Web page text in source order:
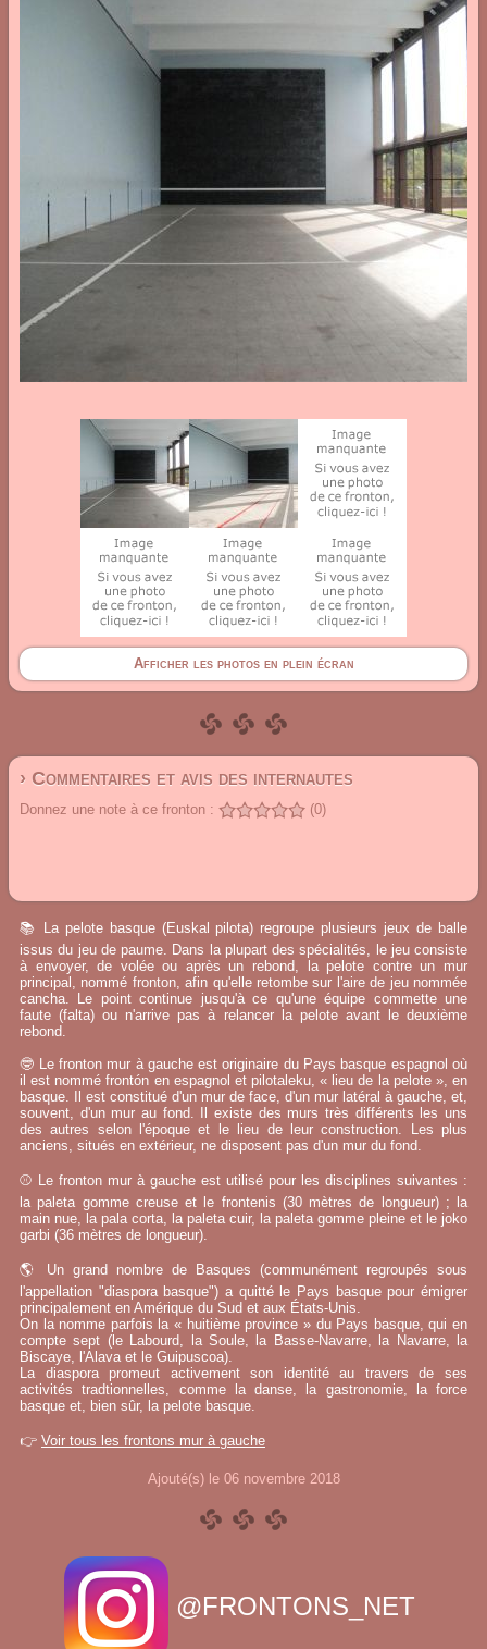
Afficher les photos en plein écran
› Commentaires et avis des internautes
Donnez une note à ce fronton : (0)
📚 La pelote basque (Euskal pilota) regroupe plusieurs jeux de balle
issus du jeu de paume. Dans la plupart des spécialités, le jeu consiste
à envoyer, de volée ou après un rebond, la pelote contre un mur
principal, nommé fronton, afin qu'elle retombe sur l'aire de jeu nommée
cancha. Le point continue jusqu'à ce qu'une équipe commette une
faute (falta) ou n'arrive pas à relancer la pelote avant le deuxième
rebond.
🤓 Le fronton mur à gauche est originaire du Pays basque espagnol où
il est nommé frontón en espagnol et pilotaleku, « lieu de la pelote », en
basque. Il est constitué d'un mur de face, d'un mur latéral à gauche, et,
souvent, d'un mur au fond. Il existe des murs très différents les uns
des autres selon l'époque et le lieu de leur construction. Les plus
anciens, situés en extérieur, ne disposent pas d'un mur du fond.
⚾ Le fronton mur à gauche est utilisé pour les disciplines suivantes :
la paleta gomme creuse et le frontenis (30 mètres de longueur) ; la
main nue, la pala corta, la paleta cuir, la paleta gomme pleine et le joko
garbi (36 mètres de longueur).
🌎 Un grand nombre de Basques (communément regroupés sous
l'appellation "diaspora basque") a quitté le Pays basque pour émigrer
principalement en Amérique du Sud et aux États-Unis.
On la nomme parfois la « huitième province » du Pays basque, qui en
compte sept (le Labourd, la Soule, la Basse-Navarre, la Navarre, la
Biscaye, l'Alava et le Guipuscoa).
La diaspora promeut activement son identité au travers de ses
activités tradtionnelles, comme la danse, la gastronomie, la force
basque et, bien sûr, la pelote basque.
👉 Voir tous les frontons mur à gauche
Ajouté(s) le 06 novembre 2018
@FRONTONS_NET